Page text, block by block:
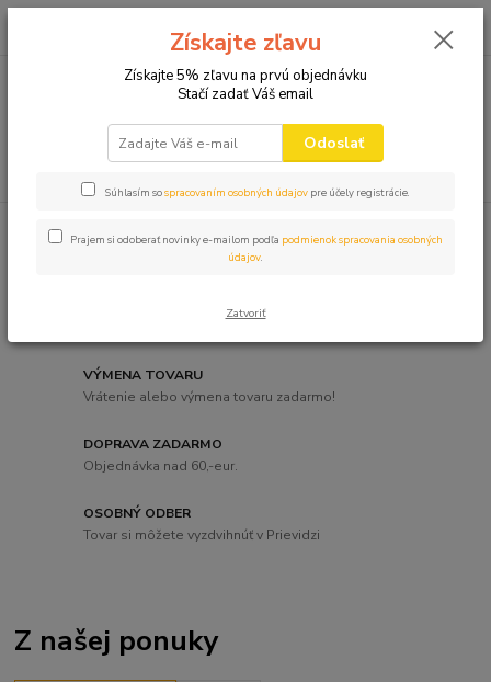
0,00 EUR
VÝMENA TOVARU
Vrátenie alebo výmena tovaru zadarmo!
DOPRAVA ZADARMO
Objednávka nad 60,-eur.
OSOBNÝ ODBER
Tovar si môžete vyzdvihnúť v Prievidzi
Z našej ponuky
Získajte zľavu
Získajte 5% zľavu na prvú objednávku
Stačí zadať Váš email
Odoslať
Súhlasím sospracovaním osobných údajov pre účely registrácie.
Prajem si odoberať novinky e-mailom podľa podmienok spracovania osobných
údajov.
Zatvoriť